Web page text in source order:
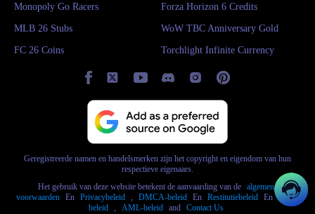
in gevechten en uitdagingen.
Sneller vooruitgang: Of je nu handelt voor zeldzame items of je
voorbereidt op premium content, met extra gouden munten heb je de
controle over je The Quinfall-reis.
Is het veilig om The Quinfall Gold Coins op
verschillende platforms te kopen?
Nu we weten hoe belangrijk The Quinfall Gold Coins in het spel zijn, is
het verzamelen van meer gouden munten altijd je doel in het spel als je
gemakkelijker vooruitgang wilt boeken in The Quinfall. Of het nu gaat om
Monopoly Go Racers Forza Horizon 6 Credits
MLB 26 Stubs WoW TBC Anniversary Gold
FC 26 Coins Torchlight Infinite Currency
Geregistreerde namen en handelsmerken zijn het copyright en eigendom van hun
respectieve eigenaars.
Het gebruik van deze website betekent de aanvaarding van de algemene
voorwaarden En Privacybeleid DMCA-beleid En Restitutiebeleid En AUP-
beleid
AML-beleid and Contact Us